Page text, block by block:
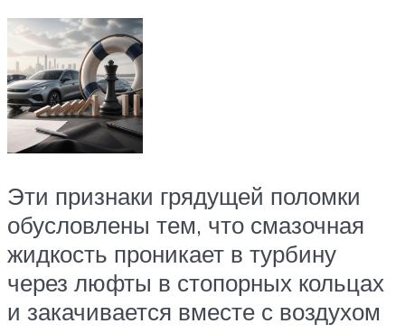
Эти признаки грядущей поломки
обусловлены тем, что смазочная
жидкость проникает в турбину
через люфты в стопорных кольцах
и закачивается вместе с воздухом